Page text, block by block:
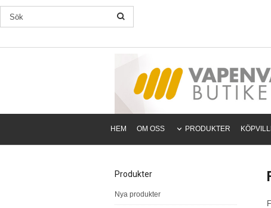
HEM OM OSS PRODUKTER
Produkter
Nya produkter